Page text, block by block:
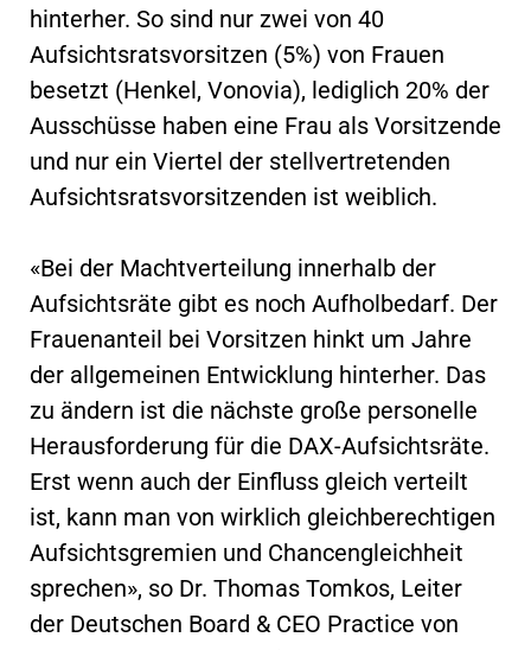
hinterher. So sind nur zwei von 40
Aufsichtsratsvorsitzen (5%) von Frauen
besetzt (Henkel, Vonovia), lediglich 20% der
Ausschüsse haben eine Frau als Vorsitzende
und nur ein Viertel der stellvertretenden
Aufsichtsratsvorsitzenden ist weiblich.
«Bei der Machtverteilung innerhalb der
Aufsichtsräte gibt es noch Aufholbedarf. Der
Frauenanteil bei Vorsitzen hinkt um Jahre
der allgemeinen Entwicklung hinterher. Das
zu ändern ist die nächste große personelle
Herausforderung für die DAX-Aufsichtsräte.
Erst wenn auch der Einfluss gleich verteilt
ist, kann man von wirklich gleichberechtigen
Aufsichtsgremien und Chancengleichheit
sprechen», so Dr. Thomas Tomkos, Leiter
der Deutschen Board & CEO Practice von